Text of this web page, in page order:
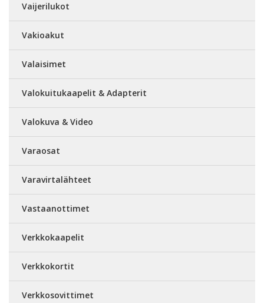
Vaijerilukot
Vakioakut
Valaisimet
Valokuitukaapelit & Adapterit
Valokuva & Video
Varaosat
Varavirtalähteet
Vastaanottimet
Verkkokaapelit
Verkkokortit
Verkkosovittimet